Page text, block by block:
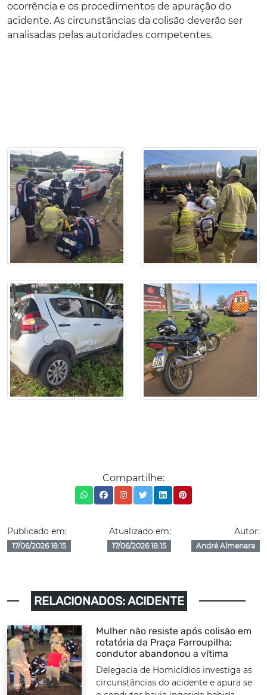
ocorrência e os procedimentos de apuração do
acidente. As circunstâncias da colisão deverão ser
analisadas pelas autoridades competentes.
Compartilhe:
Publicado em:
17/06/2026 18:15
Atualizado em:
17/06/2026 18:15
Autor:
André Almenara
RELACIONADOS: ACIDENTE
Mulher não resiste após colisão em
rotatória da Praça Farroupilha;
condutor abandonou a vítima
Delegacia de Homicídios investiga as
circunstâncias do acidente e apura se